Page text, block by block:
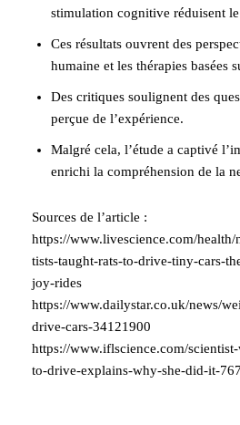
stimulation cognitive réduisent le
Ces résultats ouvrent des
humaine et les thérapies basées
Des critiques soulignent des
perçue de l’expérience.
Malgré cela, l’étude a captivé
enrichi la compréhension de la
Sources de l’article :
https://www.livescience.com/health/
tists-taught-rats-to-drive-tiny-cars-
joy-rides
https://www.dailystar.co.uk/news/
drive-cars-34121900
https://www.iflscience.com/
to-drive-explains-why-she-did-it-